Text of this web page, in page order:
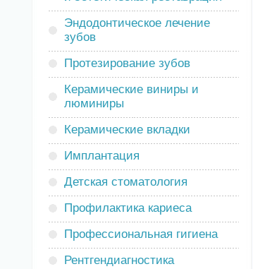
Эндодонтическое лечение
зубов
Протезирование зубов
Керамические виниры и
люминиры
Керамические вкладки
Имплантация
Детская стоматология
Профилактика кариеса
Профессиональная гигиена
Рентгендиагностика